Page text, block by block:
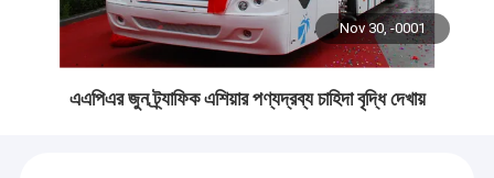
Nov 30, -0001
এএপিএর জুন ট্র্যাফিক এশিয়ার পণ্যদ্রব্য চাহিদা বৃদ্ধি দেখায়